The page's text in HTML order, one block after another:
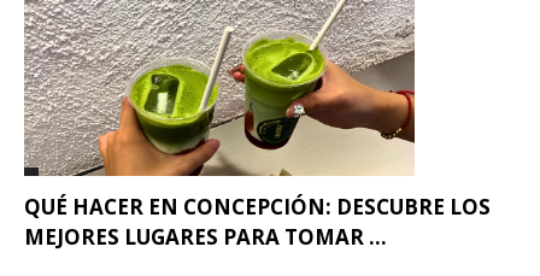
QUÉ HACER EN CONCEPCIÓN: DESCUBRE LOS
MEJORES LUGARES PARA TOMAR ...